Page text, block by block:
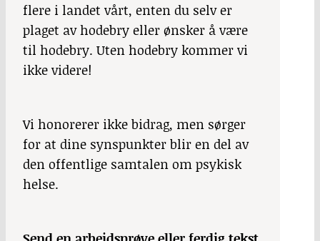
flere i landet vårt, enten du selv er
plaget av hodebry eller ønsker å være
til hodebry. Uten hodebry kommer vi
ikke videre!
Vi honorerer ikke bidrag, men sørger
for at dine synspunkter blir en del av
den offentlige samtalen om psykisk
helse.